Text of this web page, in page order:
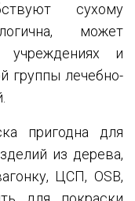
сухому
может
учреждениях и
группы лечебно-
пригодна для
из дерева,
ЦСП, ОSB,